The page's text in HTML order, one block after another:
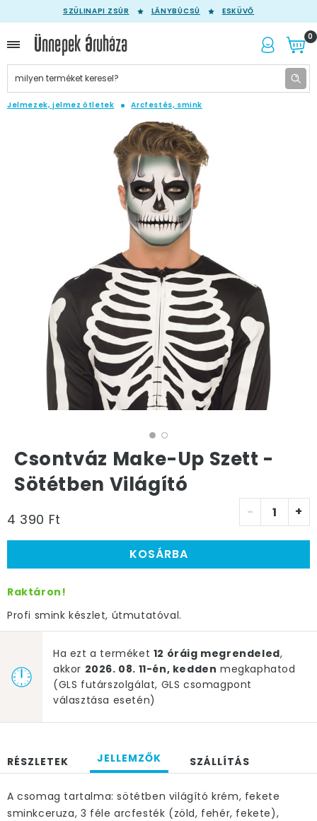
SZÜLINAPI ZSÚR LÁNYBÚCSÚ ESKÜVŐ
0
Jelmezek, jelmez ötletek Arcfestés, smink
Csontváz Make-Up Szett -
Sötétben Világító
4 390 Ft - +
KOSÁRBA
Raktáron!
Profi smink készlet, útmutatóval.
Ha ezt a terméket 12 óráig megrendeled,
akkor 2026. 08. 11-én, kedden megkaphatod
(GLS futárszolgálat, GLS csomagpont
választása esetén)
RÉSZLETEK JELLEMZŐK SZÁLLÍTÁS
A csomag tartalma: sötétben világító krém, fekete
sminkceruza, 3 féle arcfesték (zöld, fehér, fekete),